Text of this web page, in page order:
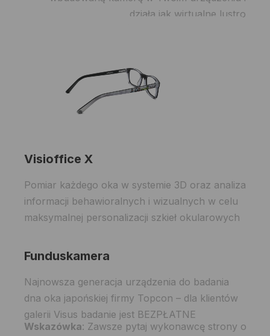
działa jak wirtualne lustro
Visioffice X
Pomiar każdego oka w systemie 3D oraz analiza
informacji behawioralnych i wizualnych w celu
maksymalnej personalizacji szkieł okularowych
Funduskamera
Najnowsza generacja urządzenia do badania
dna oka japońskiej firmy Topcon – dla klientów
galerii Visus badanie jest BEZPŁATNE
Wskazówka: Zawsze pytaj wykonawcę strony o